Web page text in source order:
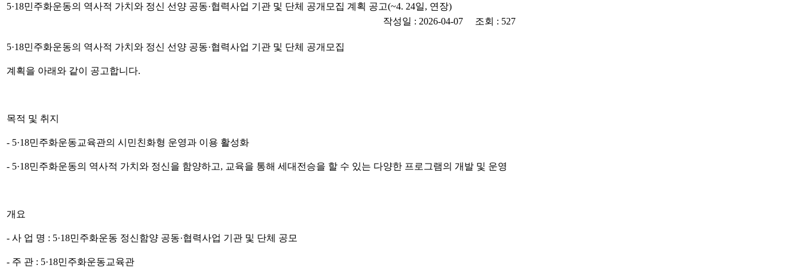
5·18민주화운동의 역사적 가치와 정신 선양 공동·협력사업 기관 및 단체 공개모집 계획 공고(~4. 24일, 연장)
작성일 : 2026-04-07 조회 : 527
5·18민주화운동의 역사적 가치와 정신 선양 공동·협력사업 기관 및 단체 공개모집
계획을 아래와 같이 공고합니다.
목적 및 취지
- 5·18민주화운동교육관의 시민친화형 운영과 이용 활성화
- 5·18민주화운동의 역사적 가치와 정신을 함양하고, 교육을 통해 세대전승을 할 수 있는 다양한 프로그램의 개발 및 운영
개요
- 사 업 명 : 5·18민주화운동 정신함양 공동·협력사업 기관 및 단체 공모
- 주 관 : 5·18민주화운동교육관